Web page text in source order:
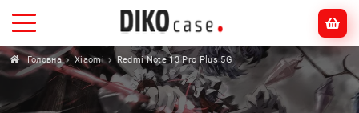
Головна Xiaomi Redmi Note 13 Pro Plus 5G